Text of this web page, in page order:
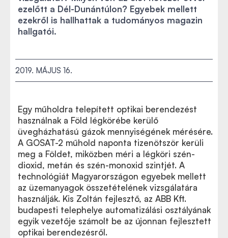
ezelőtt a Dél-Dunántúlon? Egyebek mellett
ezekről is hallhattak a tudományos magazin
hallgatói.
2019. MÁJUS 16.
Egy műholdra telepített optikai berendezést
használnak a Föld légkörébe kerülő
üvegházhatású gázok mennyiségének mérésére.
A GOSAT-2 műhold naponta tizenötször kerüli
meg a Földet, miközben méri a légköri szén-
dioxid, metán és szén-monoxid szintjét. A
technológiát Magyarországon egyebek mellett
az üzemanyagok összetételének vizsgálatára
használják. Kis Zoltán fejlesztő, az ABB Kft.
budapesti telephelye automatizálási osztályának
egyik vezetője számolt be az újonnan fejlesztett
optikai berendezésről.